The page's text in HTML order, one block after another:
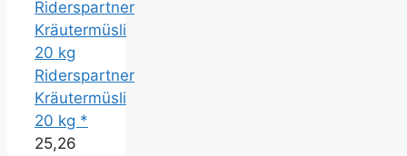
Riderspartner
Kräutermüsli
20 kg *
25,26